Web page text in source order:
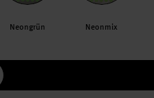
Neongrün Neonmix